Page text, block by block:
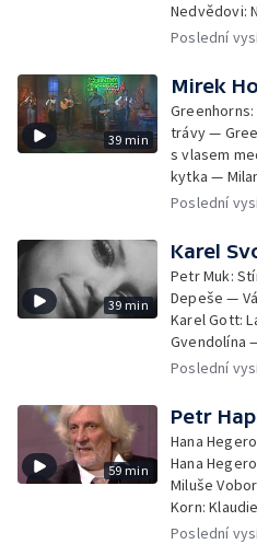
Nedvědovi:
Nedvěd:
Nedvědovi:
Nedvědovi:
Podvod —
Valčíček —
ráno — Jan
jsem
Poslední
39 min
Mirek
trávy —
s vlasem
kytka —
dluh — Věra
blues — Hej,
bude dít
Poslední
39 min
Karel
Petr Muk:
Depeše —
Karel Gott:
Gvendolína
Karel Gott:
Tajuplný
Gott: Včelka
Dlouhá bílá
Holanová a
Bílá: Jsi můj
lásko, mám
Poslední
59 min
Petr
Hana
Hana
Miluše
Korn:
v cizím
Poslední